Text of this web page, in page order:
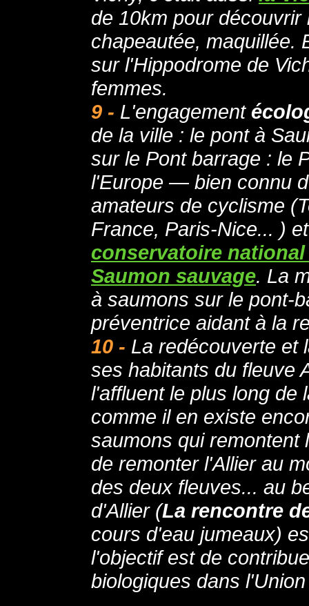
de 10km pour
chapeautée, maquillée.
sur l'Hippodrome de
femmes.
9 - L'engagement
de la ville : le pont à
sur le Pont barrage : le
l'Europe — bien connu
amateurs de cyclisme
France, Paris-Nice... )
conservatoire
Saumon sauvage. La
à saumons sur le pont-
préventrice aidant à la
10 - La redécouverte et
ses habitants du fleuve
l'affluent le plus long de
comme il en existe
saumons qui remontent
de remonter l'Allier au
des deux fleuves... au
d'Allier (La rencontre
cours d'eau jumeaux)
l'objectif est de
biologiques dans